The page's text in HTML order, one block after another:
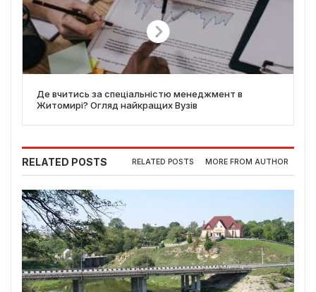
Де вчитись за спеціальністю менеджмент в
Житомирі? Огляд найкращих Вузів
RELATED POSTS RELATED POSTS MORE FROM AUTHOR